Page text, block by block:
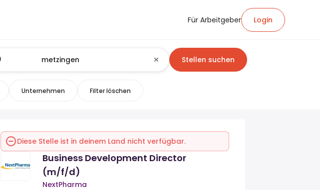
Für Arbeitgeber Login
Stellen suchen
Unternehmen Filter löschen
Diese Stelle ist in deinem Land nicht verfügbar.
Business Development Director
(m/f/d)
NextPharma